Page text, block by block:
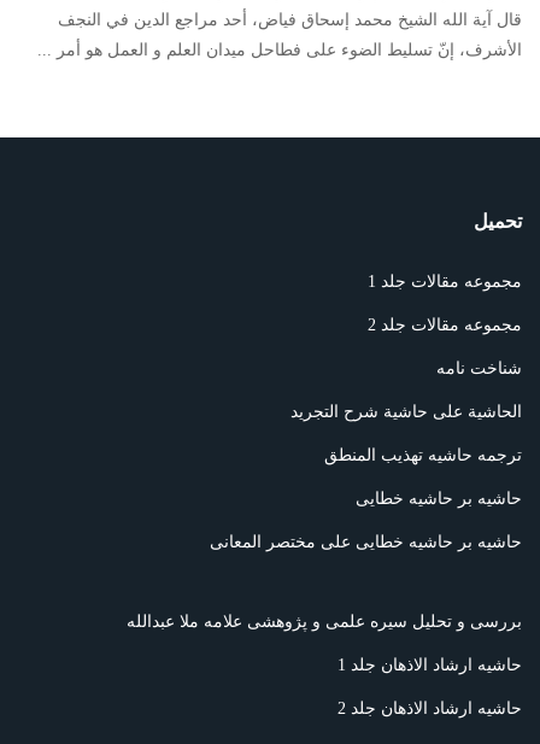
قال آية الله الشيخ محمد إسحاق فياض، أحد مراجع الدين في النجف
الأشرف، إنّ تسليط الضوء على فطاحل ميدان العلم و العمل هو أمر ...
تحمیل
مجموعه مقالات جلد 1
مجموعه مقالات جلد 2
شناخت نامه
الحاشیة علی حاشیة شرح التجرید
ترجمه حاشیه تهذیب المنطق
حاشیه بر حاشیه خطایی
حاشیه بر حاشیه خطایی علی مختصر المعانی
بررسی و تحلیل سیره علمی و پژوهشی علامه ملا عبدالله
حاشیه ارشاد الاذهان جلد 1
حاشیه ارشاد الاذهان جلد 2